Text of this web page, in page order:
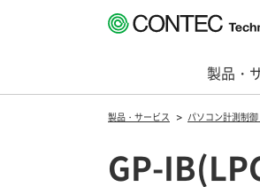
製品・
製品・サービス パソコン計測制御
GP-